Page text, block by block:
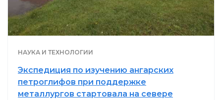
НАУКА И ТЕХНОЛОГИИ
Экспедиция по изучению ангарских
петроглифов при поддержке
металлургов стартовала на севере